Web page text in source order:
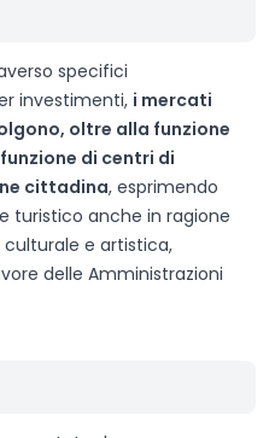
specifici
investimenti, i mercati
oltre alla funzione
di centri di
cittadina, esprimendo
turistico anche in ragione
e artistica,
delle Amministrazioni